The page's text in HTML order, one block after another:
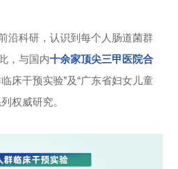
沿科研，认识到每个人肠道菌群
，与国内十余家顶尖三甲医院合
床干预实验”及“广东省妇女儿童
权威研究。